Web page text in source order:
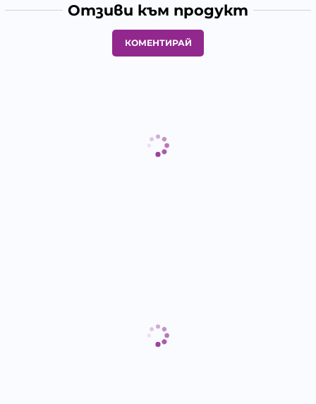
Отзиви към продукт
КОМЕНТИРАЙ